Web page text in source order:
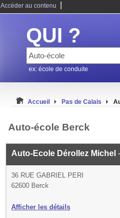
Accéder au contenu
QUI ?
ex: école de conduite
Accueil Pas de Calais
Auto-école Berck
Auto-Ecole Dérollez Michel
36 RUE GABRIEL PERI
62600 Berck
Afficher les détails